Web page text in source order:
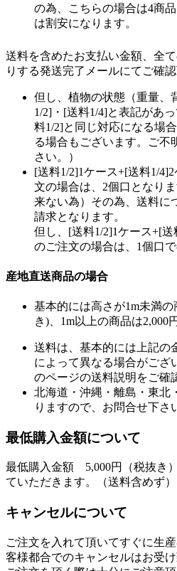
の為、こちらの場合は4商
は割安になります。
送料を含めたお支払い金額、全
りする発送完了メールにてご確認
但し、植物の状態（重量、
1/2]・[送料1/4]と表記があ
料1/2]と同じ対応になる場
る場合もございます。ご不
さい。）
[送料1/2]1ケース+[送料1/
文の場合は、2個口となり
来ない為）その為、送料に
請求となります。
但し、[送料1/2]1ケース+[
のご注文の場合は、1個口
産地直送商品の場合
基本的には高さが1m未満の
き)、1m以上の商品は2,000
送料は、基本的には上記の
によって異なる場合がござ
のページの送料説明をご確
北海道・沖縄・離島・東北
りますので、お問合せ下さ
最低購入金額について
最低購入金額 5,000円（税抜き
ていただきます。（送料含めず）
キャンセルについて
ご注文を入れて頂いてすぐに生
客様都合でのキャンセルはお受け